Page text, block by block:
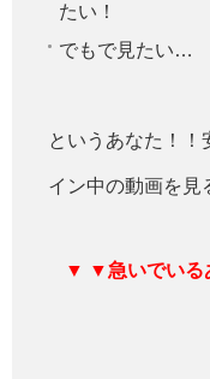
たい！
でもで見たい…
というあなた！！
イン中の動画を見
▼ ▼急いでいる